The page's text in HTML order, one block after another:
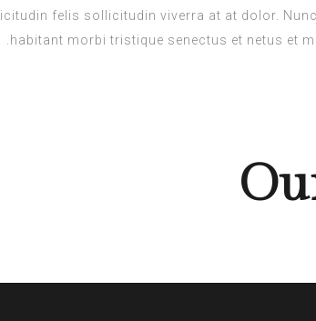
felis sollicitudin viverra at at dolor.
habitant morbi tristique senectus et netus et